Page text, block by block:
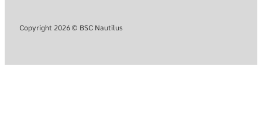
Copyright 2026 © BSC Nautilus